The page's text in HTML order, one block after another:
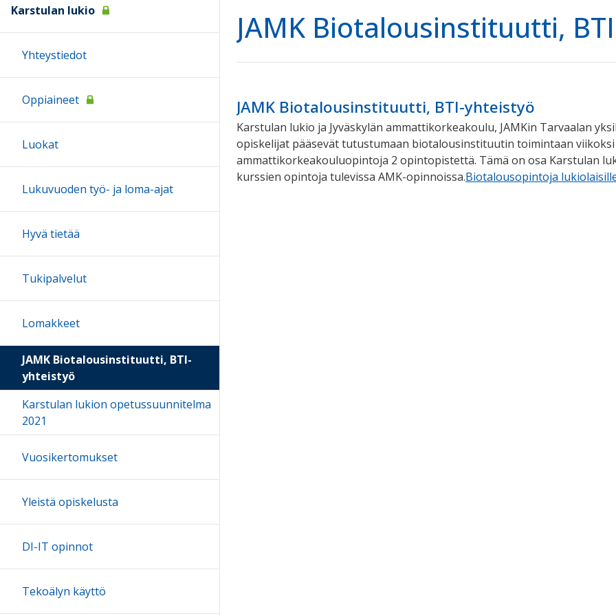
JAMK Biotalousinstituutti,
JAMK Biotalousinstituutti, BTI-yhteistyö
Karstulan lukio ja Jyväskylän ammattikorkeakoulu, JAMKin Tarvaalan
opiskelijat pääsevät tutustumaan biotalousinstituutin toimintaan
ammattikorkeakouluopintoja 2 opintopistettä. Tämä on osa Karstulan
kurssien opintoja tulevissa AMK-opinnoissa.Biotalousopintoja
Karstulan lukio
Yhteystiedot
Oppiaineet
Luokat
Lukuvuoden työ- ja loma-ajat
Hyvä tietää
Tukipalvelut
Lomakkeet
JAMK Biotalousinstituutti, BTI-
yhteistyö
Karstulan lukion opetussuunnitelma
2021
Vuosikertomukset
Yleistä opiskelusta
DI-IT opinnot
Tekoälyn käyttö